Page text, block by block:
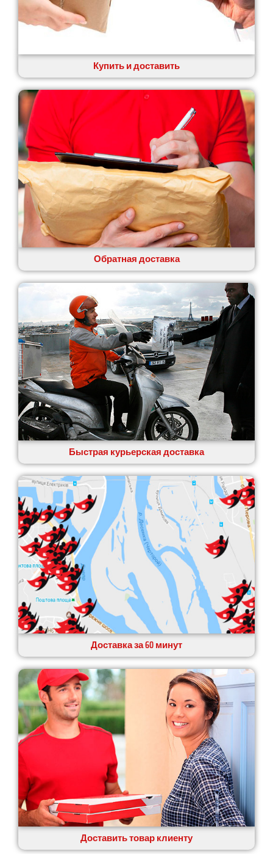
Купить и доставить
Обратная доставка
Быстрая курьерская доставка
Доставка за 60 минут
Доставить товар клиенту